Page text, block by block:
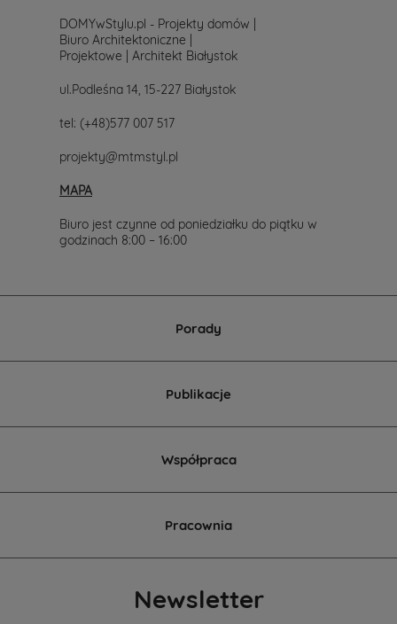
DOMYwStylu.pl - Projekty domów |
Biuro Architektoniczne |
Projektowe | Architekt Białystok
ul.Podleśna 14, 15-227 Białystok
tel: (+48)577 007 517
projekty@mtmstyl.pl
MAPA
Biuro jest czynne od poniedziałku do piątku w
godzinach 8:00 – 16:00
Porady
Publikacje
Współpraca
Pracownia
Newsletter